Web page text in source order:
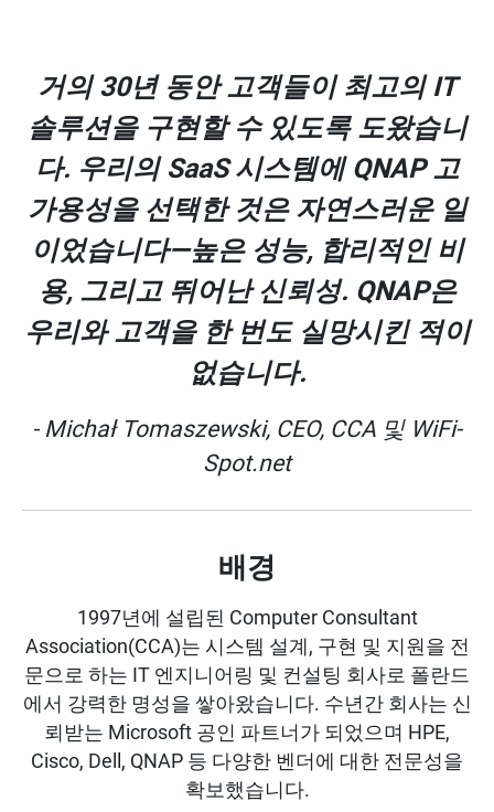
거의 30년 동안 고객들이 최고의 IT
솔루션을 구현할 수 있도록 도왔습니
다. 우리의 SaaS 시스템에 QNAP 고
가용성을 선택한 것은 자연스러운 일
이었습니다—높은 성능, 합리적인 비
용, 그리고 뛰어난 신뢰성. QNAP은
우리와 고객을 한 번도 실망시킨 적이
없습니다.
- Michał Tomaszewski, CEO, CCA 및 WiFi-
Spot.net
배경
1997년에 설립된 Computer Consultant
Association(CCA)는 시스템 설계, 구현 및 지원을 전
문으로 하는 IT 엔지니어링 및 컨설팅 회사로 폴란드
에서 강력한 명성을 쌓아왔습니다. 수년간 회사는 신
뢰받는 Microsoft 공인 파트너가 되었으며 HPE,
Cisco, Dell, QNAP 등 다양한 벤더에 대한 전문성을
확보했습니다.